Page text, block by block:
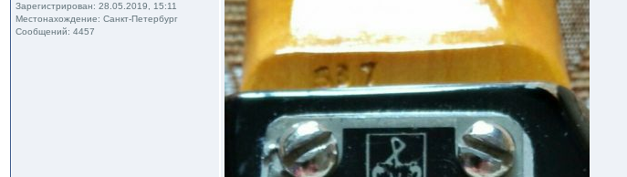
Зарегистрирован: 28.05.2019, 15:11
Местонахождение: Санкт-Петербург
Сообщений: 4457